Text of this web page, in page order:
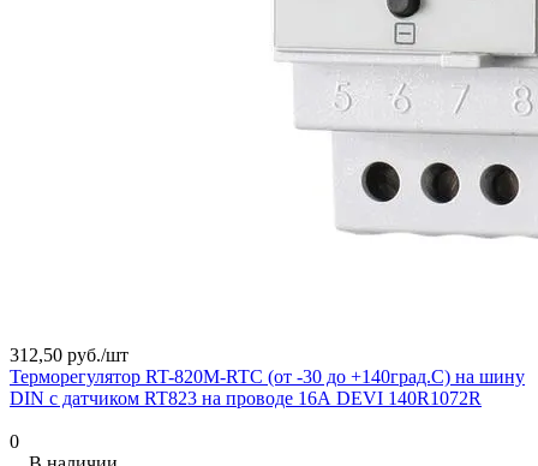
312,50 руб./шт
Терморегулятор RT-820M-RTC (от -30 до +140град.C) на шину
DIN с датчиком RT823 на проводе 16А DEVI 140R1072R
0